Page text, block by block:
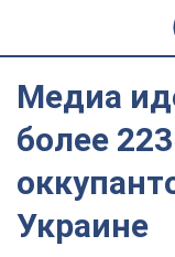
Медиа
более
Украине